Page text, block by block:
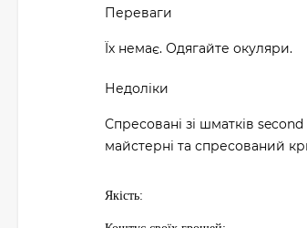
Переваги
Їх немає. Одягайте окуляри.
Недоліки
Спресовані зі шматків
майстерні та спресований
Якість: